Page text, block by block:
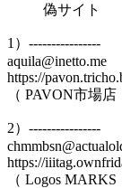
偽サイト
1）----------------
aquila@inetto.me
https://
（ PAVON市場
2）----------------
https://
（ Logos